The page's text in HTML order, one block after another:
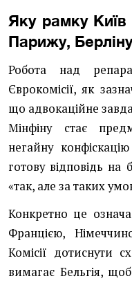
Яку рамку
Парижу,
Робота над
Єврокомісії, як
що адвокаційне
Мінфіну стає
негайну
готову відповідь на
«так, але за таких
Конкретно це
Францією,
Комісії дотиснути
вимагає Бельгія,